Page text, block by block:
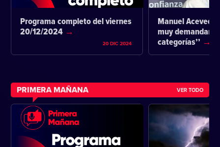
Programa completo del viernes
20/12/2024
20 DIC 2024
Manuel
muy
categorías’’
PRIMERA MAÑANA VER TODO